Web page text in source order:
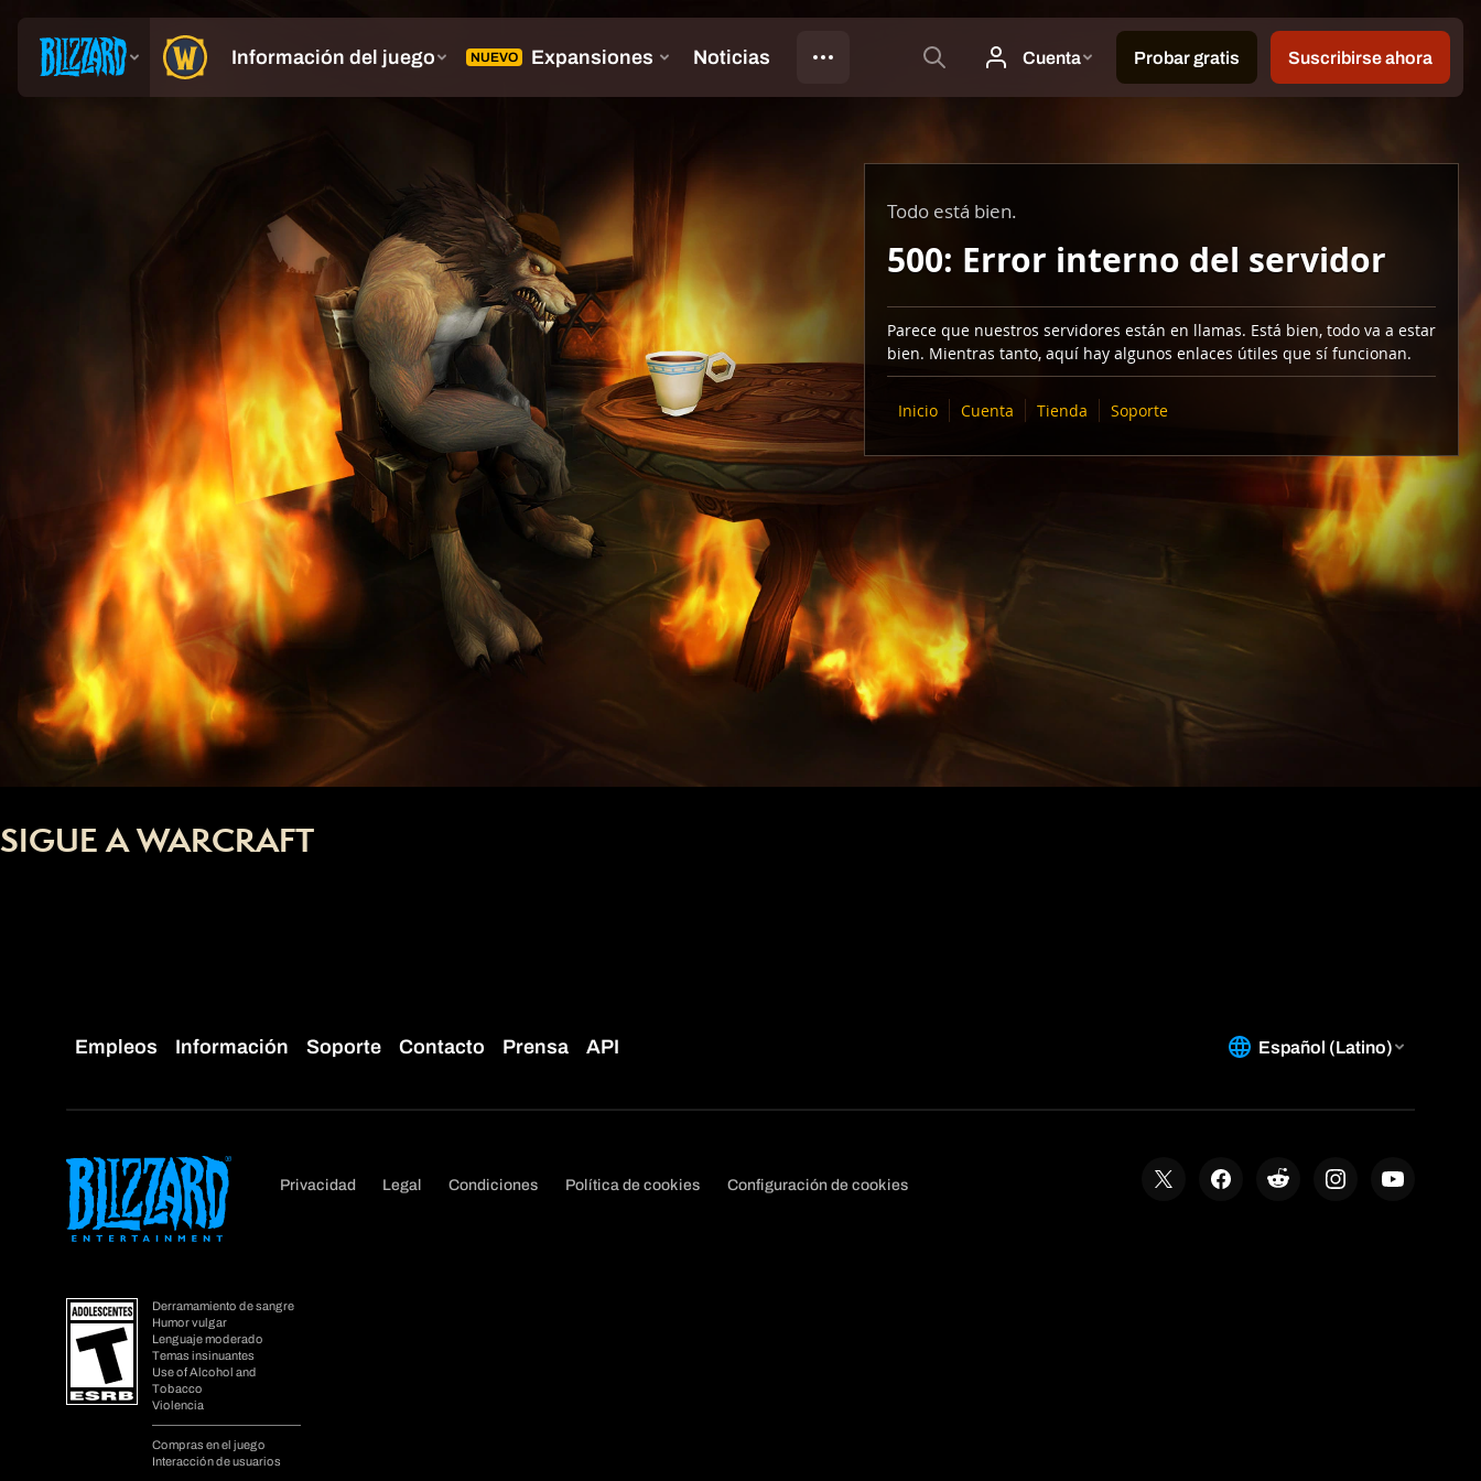
Todo está bien.
500: Error interno del servidor
Parece que nuestros servidores están en llamas. Está bien, todo va a estar
bien. Mientras tanto, aquí hay algunos enlaces útiles que sí funcionan.
Inicio Cuenta Tienda Soporte
SIGUE A WARCRAFT